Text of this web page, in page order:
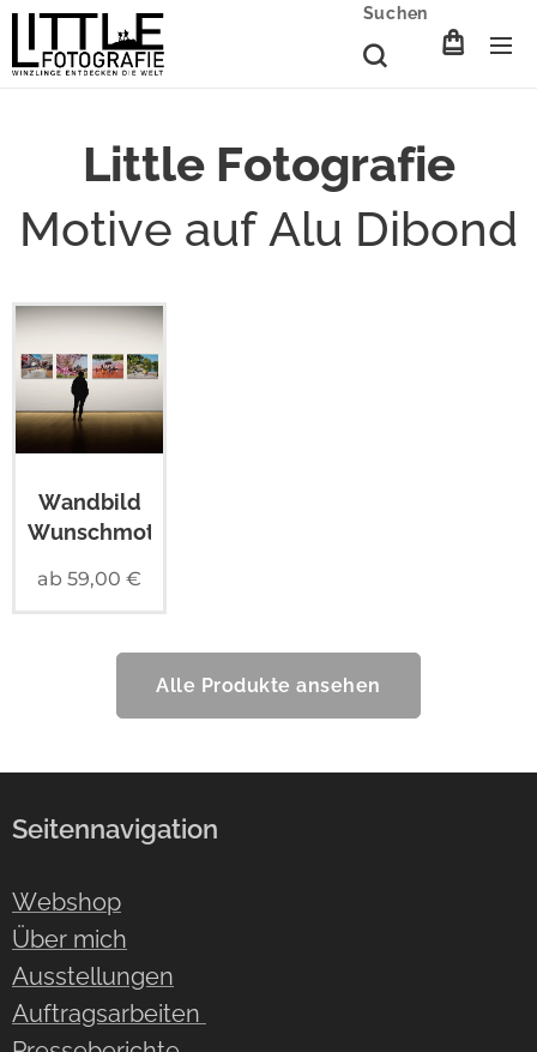
Suchen
Little Fotografie
Motive auf Alu Dibond
Wandbild
Wunschmotiv
ab59,00 €
Alle Produkte ansehen
Seitennavigation
Webshop
Über mich
Ausstellungen
Auftragsarbeiten